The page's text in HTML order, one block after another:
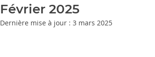
Février 2025
Dernière mise à jour : 3 mars 2025